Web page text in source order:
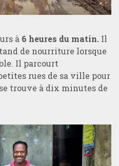
à 6 heures du matin. Il
de nourriture lorsque
Il parcourt
rues de sa ville pour
trouve à dix minutes de